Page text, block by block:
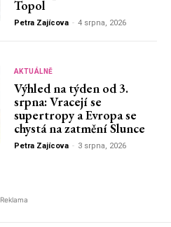
Topol
Petra Zajícova - 4 srpna, 2026
AKTUÁLNĚ
Výhled na týden od 3.
srpna: Vracejí se
supertropy a Evropa se
chystá na zatmění Slunce
Petra Zajícova - 3 srpna, 2026
Reklama